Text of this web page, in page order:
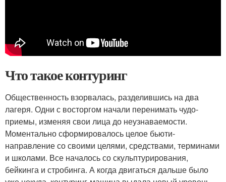
Что такое контуринг
Общественность взорвалась, разделившись на два
лагеря. Одни с восторгом начали перенимать чудо-
приемы, изменяя свои лица до неузнаваемости.
Моментально сформировалось целое бьюти-
направление со своими целями, средствами, терминами
и школами. Все началось со скульптурирования,
бейкинга и стробинга. А когда двигаться дальше было